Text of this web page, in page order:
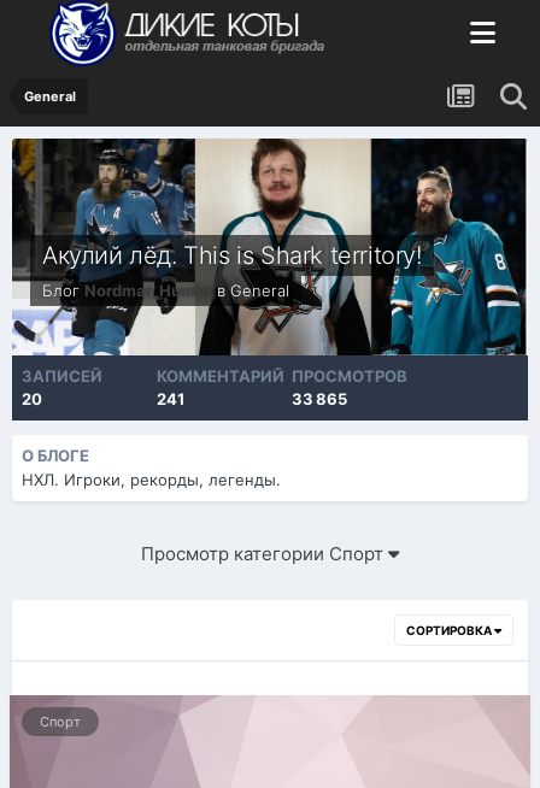
General
Акулий лёд. This is Shark territory!
Блог Nordmar_Hunter вGeneral
ЗАПИСЕЙ
20
КОММЕНТАРИЙ
241
ПРОСМОТРОВ
33 865
О БЛОГЕ
НХЛ. Игроки, рекорды, легенды.
Просмотр категории Спорт
СОРТИРОВКА
Спорт